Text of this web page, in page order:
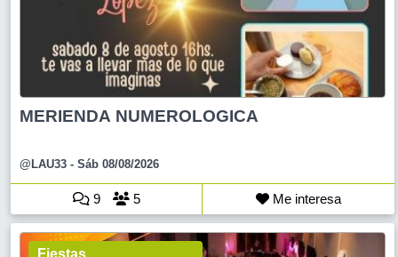
MERIENDA NUMEROLOGICA
@LAU33 - Sáb 08/08/2026
9 5 Me interesa
Fiestas